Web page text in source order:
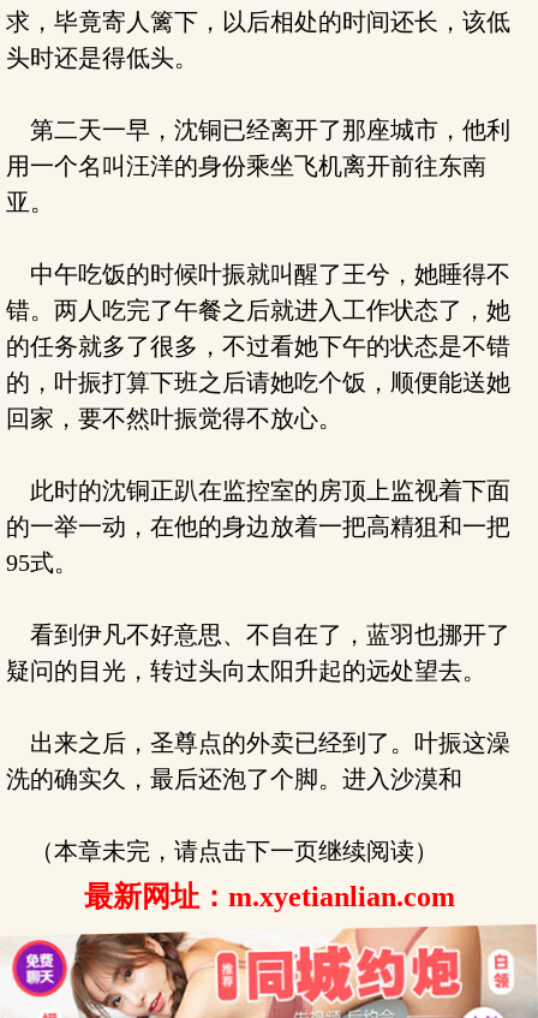
求，毕竟寄人篱下，以后相处的时间还长，该低
头时还是得低头。
第二天一早，沈铜已经离开了那座城市，他利
用一个名叫汪洋的身份乘坐飞机离开前往东南
亚。
中午吃饭的时候叶振就叫醒了王兮，她睡得不
错。两人吃完了午餐之后就进入工作状态了，她
的任务就多了很多，不过看她下午的状态是不错
的，叶振打算下班之后请她吃个饭，顺便能送她
回家，要不然叶振觉得不放心。
此时的沈铜正趴在监控室的房顶上监视着下面
的一举一动，在他的身边放着一把高精狙和一把
95式。
看到伊凡不好意思、不自在了，蓝羽也挪开了
疑问的目光，转过头向太阳升起的远处望去。
出来之后，圣尊点的外卖已经到了。叶振这澡
洗的确实久，最后还泡了个脚。进入沙漠和
（本章未完，请点击下一页继续阅读）
最新网址：m.xyetianlian.com